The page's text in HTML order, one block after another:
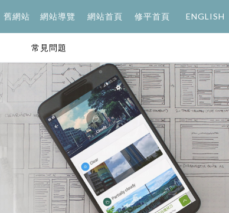
舊網站 網站導覽 網站首頁 修平首頁 ENGLISH
常見問題